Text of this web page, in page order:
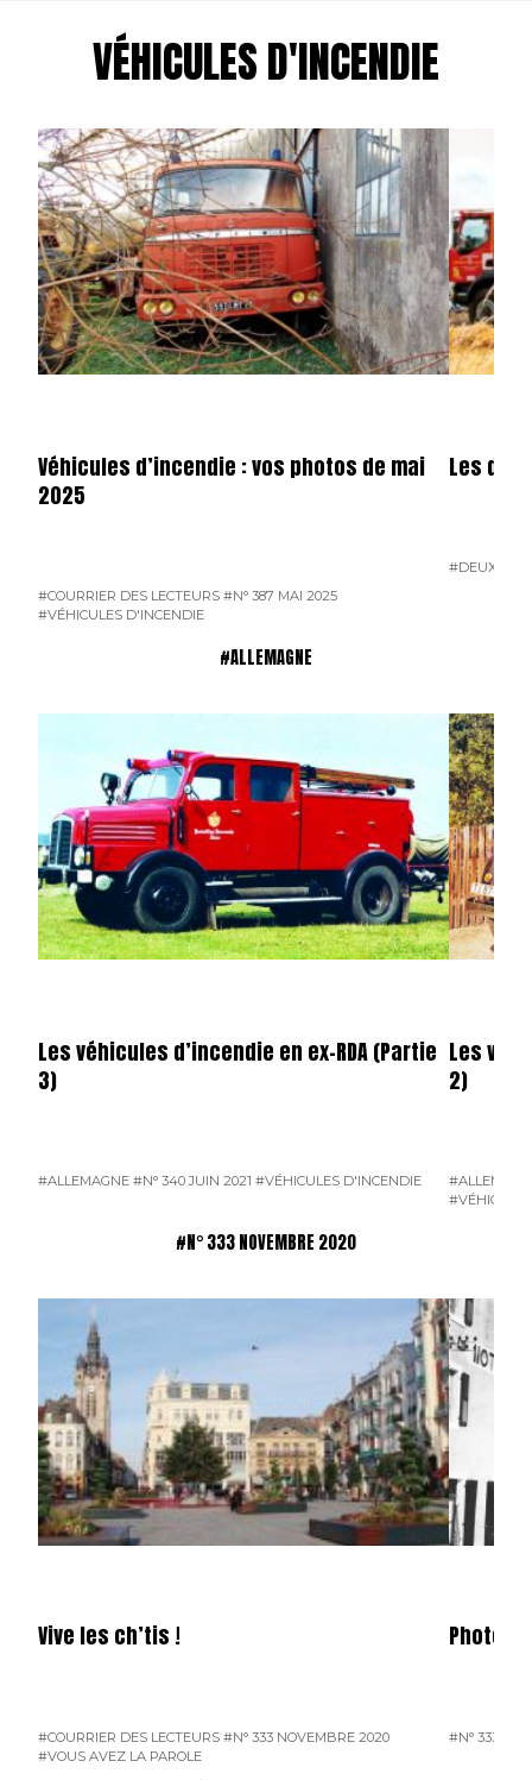
VÉHICULES D'INCENDIE
Véhicules d’incendie : vos photos de mai
2025
#COURRIER DES LECTEURS #N° 387 MAI 2025
#VÉHICULES D'INCENDIE
Les
#DEUX-
#ALLEMAGNE
Les véhicules d’incendie en ex-RDA (Partie
3)
#ALLEMAGNE #N° 340 JUIN 2021 #VÉHICULES D'INCENDIE
Les
2)
#N° 333 NOVEMBRE 2020
Vive les ch’tis !
#COURRIER DES LECTEURS #N° 333 NOVEMBRE 2020
#VOUS AVEZ LA PAROLE
Photos
#N° 333